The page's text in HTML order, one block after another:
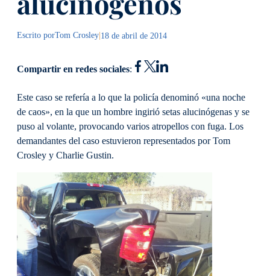
Escrito porTom Crosley|18 de abril de 2014
Compartir en redes sociales:
Este caso se refería a lo que la policía denominó «una noche
de caos», en la que un hombre ingirió setas alucinógenas y se
puso al volante, provocando varios atropellos con fuga. Los
demandantes del caso estuvieron representados por Tom
Crosley y Charlie Gustin.